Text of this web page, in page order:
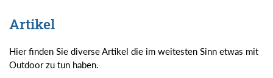
Artikel
Hier finden Sie diverse Artikel die im weitesten Sinn etwas mit
Outdoor zu tun haben.